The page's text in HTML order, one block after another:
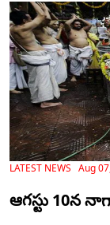
LATEST NEWS Aug
ఆగస్టు 10న